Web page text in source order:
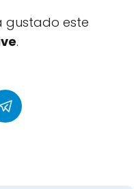
gustado este
.